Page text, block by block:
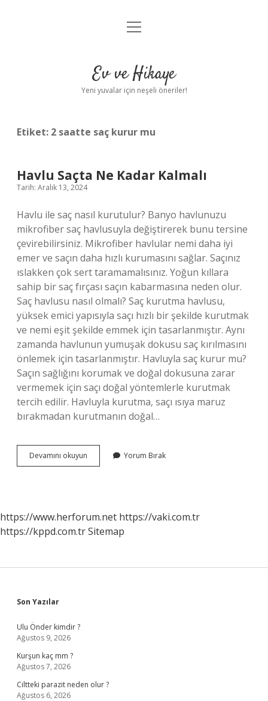
Anasayfa
Yasal Uyarı
menüyü
Ev ve Hikaye
Yeni yuvalar için neşeli öneriler!
Etiket: 2 saatte saç kurur mu
Havlu Saçta Ne Kadar Kalmalı
Tarih: Aralık 13, 2024
Havlu ile saç nasıl kurutulur? Banyo havlunuzu
mikrofiber saç havlusuyla değiştirerek bunu tersine
çevirebilirsiniz. Mikrofiber havlular nemi daha iyi
emer ve saçın daha hızlı kurumasını sağlar. Saçınız
ıslakken çok sert taramamalısınız. Yoğun kıllara
sahip bir saç fırçası saçın kabarmasına neden olur.
Saç havlusu nasıl olmalı? Saç kurutma havlusu,
yüksek emici yapısıyla saçı hızlı bir şekilde kurutmak
ve nemi eşit şekilde emmek için tasarlanmıştır. Aynı
zamanda havlunun yumuşak dokusu saç kırılmasını
önlemek için tasarlanmıştır. Havluyla saç kurur mu?
Saçın sağlığını korumak ve doğal dokusuna zarar
vermemek için saçı doğal yöntemlerle kurutmak
tercih edilir. Havluyla kurutma, saçı ısıya maruz
bırakmadan kurutmanın doğal…
Devamını okuyun
Saçta
Yorum Bırak
https://www.herforum.net https://vaki.com.tr
https://kppd.com.trSitemap
Sidebar
Son Yazılar
Ulu Önder kimdir ?
Ağustos 9, 2026
Kurşun kaç mm ?
Ağustos 7, 2026
Ciltteki parazit neden olur ?
Ağustos 6, 2026